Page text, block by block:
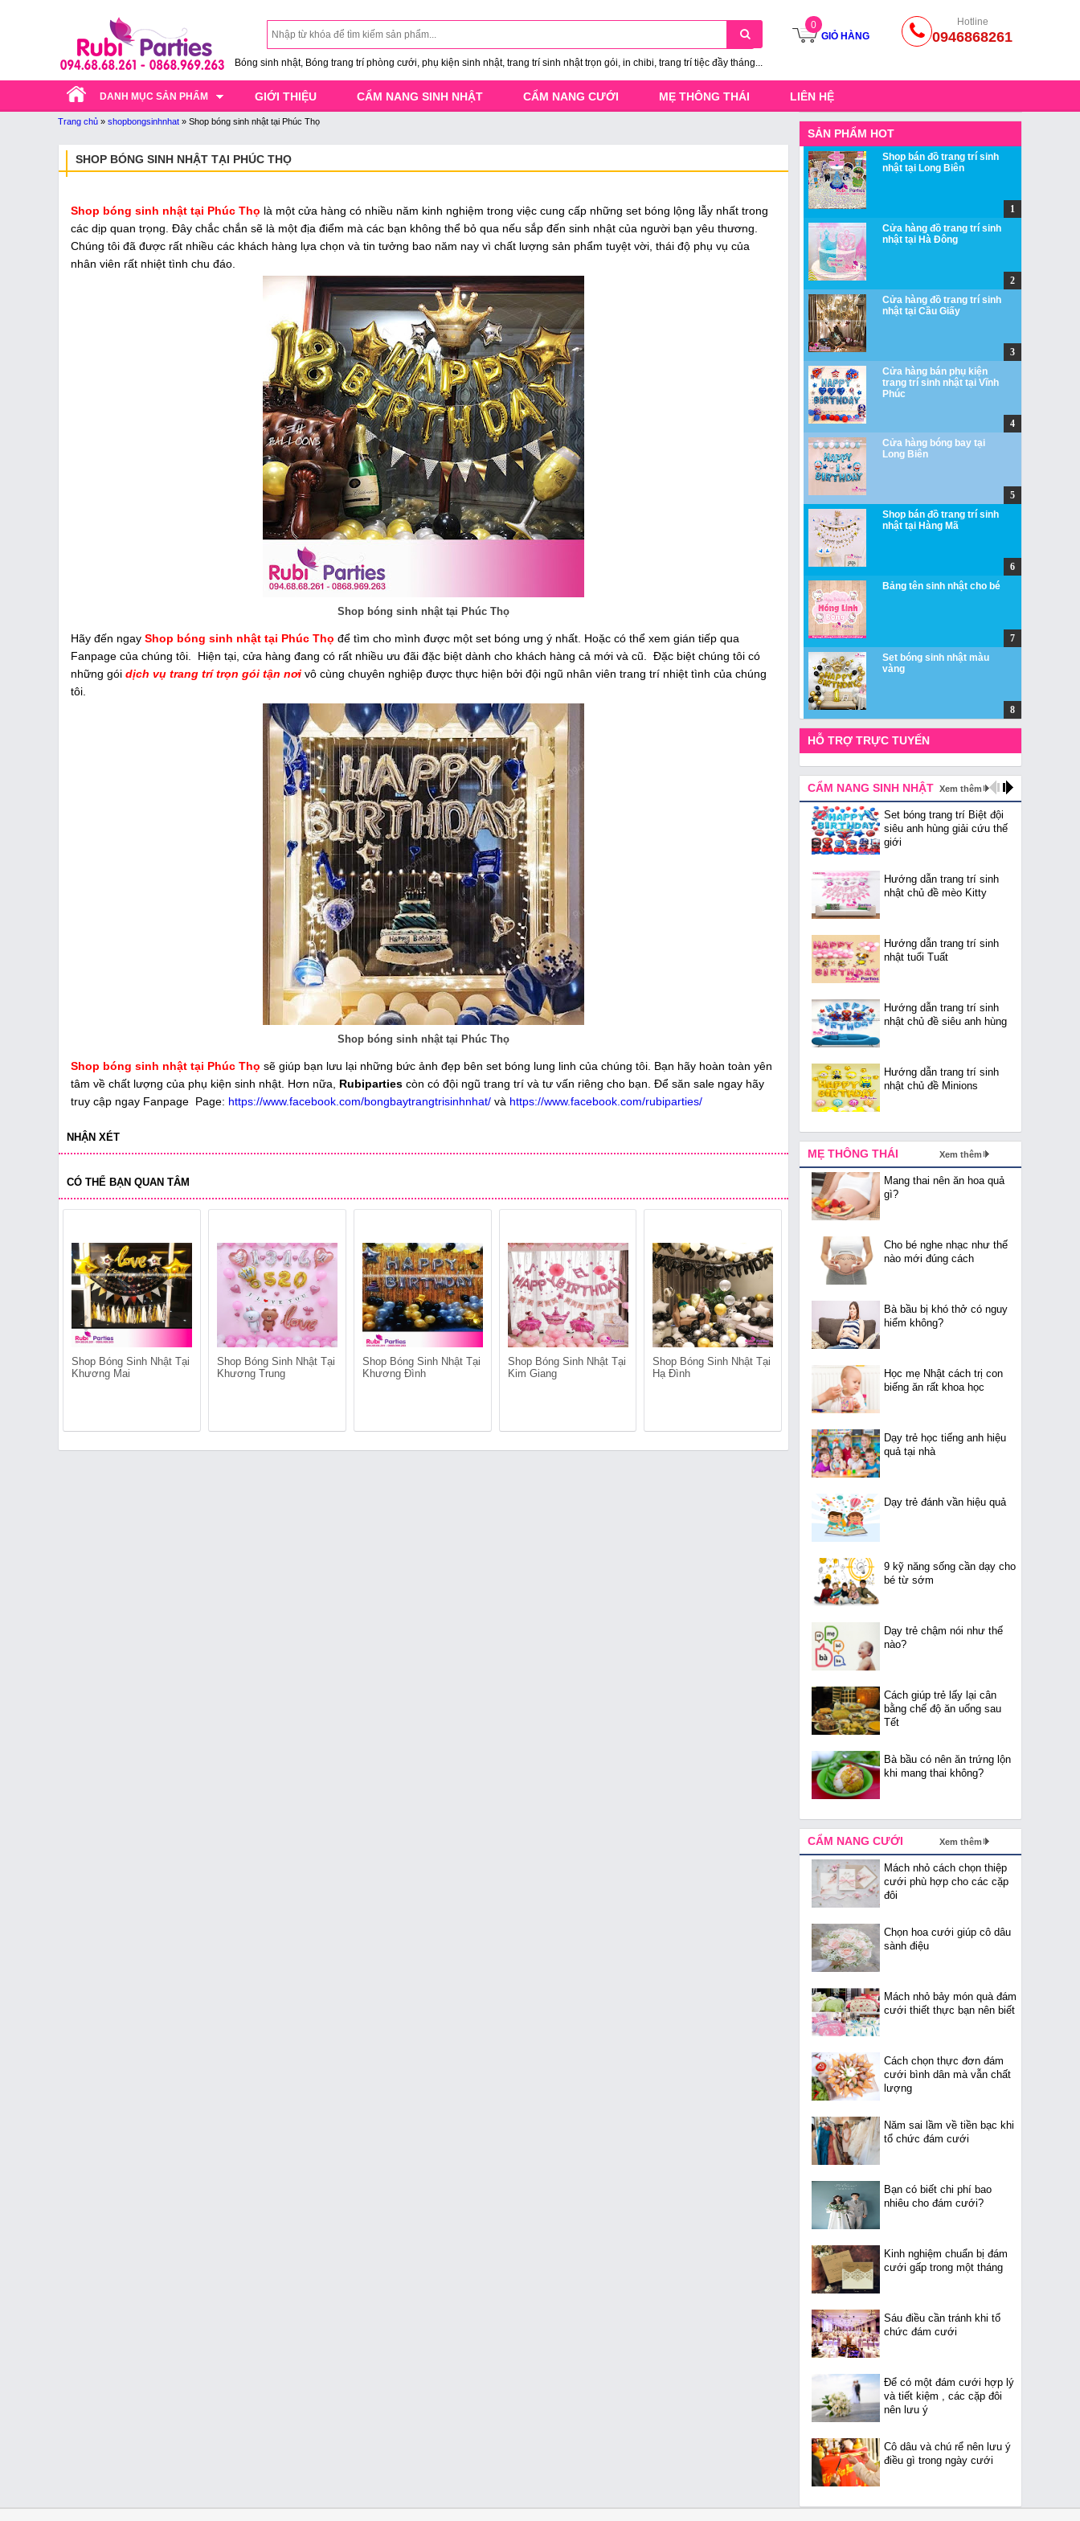
Bóng sinh nhật, Bóng trang trí phòng cưới, phụ kiện sinh nhật, trang trí sinh nhật trọn gói, in chibi, trang trí tiệc đầy tháng...
0
GIỎ HÀNG
Hotline
0946868261
DANH MỤC SẢN PHẨM GIỚI THIỆU CẨM NANG SINH NHẬT CẨM NANG CƯỚI MẸ THÔNG THÁI LIÊN HỆ
Trang chủ » shopbongsinhnhat » Shop bóng sinh nhật tại Phúc Thọ
SHOP BÓNG SINH NHẬT TẠI PHÚC THỌ
Shop bóng sinh nhật tại Phúc Thọ là một cửa hàng có nhiều năm kinh nghiệm trong việc cung cấp những set bóng lộng lẫy nhất trong
các dịp quan trọng. Đây chắc chắn sẽ là một địa điểm mà các bạn không thể bỏ qua nếu sắp đến sinh nhật của người bạn yêu thương.
Chúng tôi đã được rất nhiều các khách hàng lựa chọn và tin tưởng bao năm nay vì chất lượng sản phẩm tuyệt vời, thái độ phụ vụ của
nhân viên rất nhiệt tình chu đáo.
Shop bóng sinh nhật tại Phúc Thọ
Hãy đến ngay Shop bóng sinh nhật tại Phúc Thọ để tìm cho mình được một set bóng ưng ý nhất. Hoặc có thể xem gián tiếp qua
Fanpage của chúng tôi.
Hiện tại, cửa hàng đang có rất nhiều ưu đãi đặc biệt dành cho khách hàng cả mới và cũ.
Đặc biệt chúng tôi có
những gói dịch vụ trang trí trọn gói tận nơi vô cùng chuyên nghiệp được thực hiện bởi đội ngũ nhân viên trang trí nhiệt tình của chúng
tôi.
Shop bóng sinh nhật tại Phúc Thọ
Shop bóng sinh nhật tại Phúc Thọ sẽ giúp bạn lưu lại những bức ảnh đẹp bên set bóng lung linh của chúng tôi. Bạn hãy hoàn toàn yên
tâm về chất lượng của phụ kiện sinh nhật. Hơn nữa, Rubiparties còn có đội ngũ trang trí và tư vấn riêng cho bạn. Để săn sale ngay hãy
truy cập ngay Fanpage Page: https://www.facebook.com/bongbaytrangtrisinhnhat/ và https://www.facebook.com/rubiparties/
NHẬN XÉT
CÓ THỂ BẠN QUAN TÂM
Shop Bóng Sinh Nhật Tại
Khương Mai
Shop Bóng Sinh Nhật Tại
Khương Trung
Shop Bóng Sinh Nhật Tại
Khương Đình
Shop Bóng Sinh Nhật Tại
Kim Giang
Shop Bóng Sinh Nhật Tại
Hạ Đình
Trần Hưng Đạo
Phúc Tân
SẢN PHẨM HOT
Shop bán đồ trang trí sinh
nhật tại Long Biên
Cửa hàng đồ trang trí sinh
nhật tại Hà Đông
Cửa hàng đồ trang trí sinh
nhật tại Cầu Giấy
Cửa hàng bán phụ kiện
trang trí sinh nhật tại Vĩnh
Phúc
Cửa hàng bóng bay tại
Long Biên
Shop bán đồ trang trí sinh
nhật tại Hàng Mã
Bảng tên sinh nhật cho bé
Set bóng sinh nhật màu
vàng
HỖ TRỢ TRỰC TUYẾN
CẨM NANG SINH NHẬT Xem thêm
Set bóng trang trí Biệt đội
siêu anh hùng giải cứu thế
giới
Hướng dẫn trang trí sinh
nhật chủ đề mèo Kitty
Hướng dẫn trang trí sinh
nhật tuổi Tuất
Hướng dẫn trang trí sinh
nhật chủ đề siêu anh hùng
Hướng dẫn trang trí sinh
nhật chủ đề Minions
MẸ THÔNG THÁI Xem thêm
Mang thai nên ăn hoa quả
gì?
Cho bé nghe nhạc như thế
nào mới đúng cách
Bà bầu bị khó thở có nguy
hiểm không?
Học mẹ Nhật cách trị con
biếng ăn rất khoa học
Dạy trẻ học tiếng anh hiệu
quả tại nhà
Dạy trẻ đánh vần hiệu quả
9 kỹ năng sống cần dạy cho
bé từ sớm
Dạy trẻ chậm nói như thế
nào?
Cách giúp trẻ lấy lại cân
bằng chế độ ăn uống sau
Tết
Bà bầu có nên ăn trứng lộn
khi mang thai không?
CẨM NANG CƯỚI Xem thêm
Mách nhỏ cách chọn thiệp
cưới phù hợp cho các cặp
đôi
Chọn hoa cưới giúp cô dâu
sành điệu
Mách nhỏ bảy món quà đám
cưới thiết thực bạn nên biết
Cách chọn thực đơn đám
cưới bình dân mà vẫn chất
lượng
Năm sai lầm về tiền bạc khi
tổ chức đám cưới
Bạn có biết chi phí bao
nhiêu cho đám cưới?
Kinh nghiệm chuẩn bị đám
cưới gấp trong một tháng
Sáu điều cần tránh khi tổ
chức đám cưới
Để có một đám cưới hợp lý
và tiết kiệm , các cặp đôi
nên lưu ý
Cô dâu và chú rể nên lưu ý
điều gì trong ngày cưới